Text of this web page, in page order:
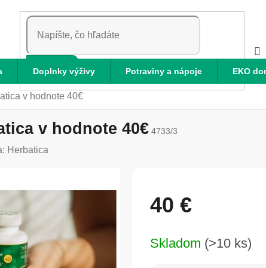
HĽADAŤ
Doplnky výživy Potraviny a nápoje EKO
v hodnote 40€
v hodnote 40€ 4733/3
Herbatica
40 €
cena:
Skladom (>10 ks)